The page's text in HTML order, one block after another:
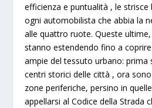
efficienza e puntualità , lestrisce
ogni automobilista che abbia la
alle quattro ruote. Queste
stanno estendendo fino a
ampie del tessuto urbano: prima
centri storici delle città , ora
zone periferiche, persino in
appellarsi al Codice della Strada